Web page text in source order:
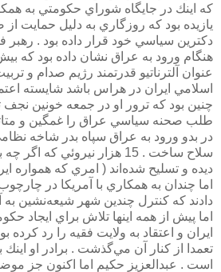
كه اينك در جايگاه شوراي حكومتي به
يازيده بود كه روزگاري به دليل حمايت از
دكترين سياسي خود قرار داده بود . رهبر
هنگام ورود به عراق نشان داده بود كه بيش
عنوان آلترناتيو قدرتمند رژيم صدام و
اسلامي ايران در هراس باشد شايسته
چنين بود كه ترور او در جمعه خونين نجف
طلب صحنه سياسي عراق را غمگين و
در بدو ورود به عراق سپاه بدر شاخه
سلاح ساخت . 15 هزار نيروئي
ديده و تسليح شده‌اند ( امري كه همواره
اما چندان به همكاري با آمريكا در
دادند كه كنترل چندين شهر شيعه‌نشين
اما پيش از همه اينها تلاش براي ايجاد
ايران و اعتقاد به ولايت فقيه را رد كرده
تعمدا از كنار آن مي‌گذشت . برادر او اينك
است . عبدالعزيز حكيم اما اكنون جز